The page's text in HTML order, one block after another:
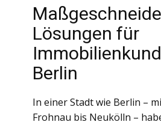
Lösungen für
Berlin
In einer Stadt wie Berlin –
Frohnau bis Neukölln –